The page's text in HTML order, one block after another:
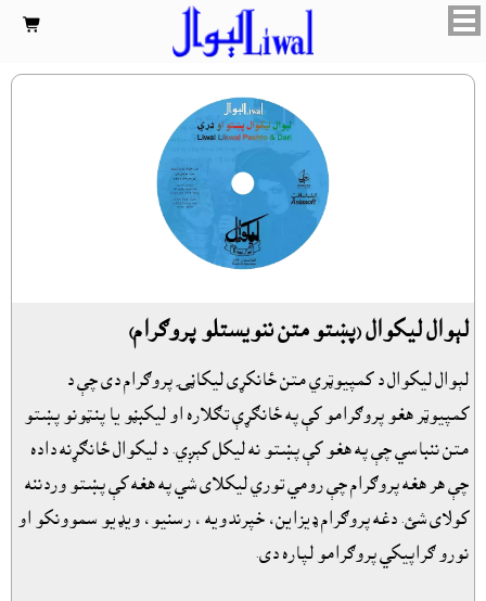

لېوال ليکوال (پښتو متن ننويستلو پروګرام)
لېوال ليکوال د کمپيوټري متن ځانکړى ليکاڼۍ پروګرام دى چې د
کمپيوټر هغو پروګرامو کې په ځانګړې تګلاره او ليکبڼو يا پنټونو پښتو
متن ننباسي چې په هغو کې پښتو نه ليکل کېږي. د ليکوال ځانګړنه داده
چې هر هغه پروګرام چې رومي توري ليکلاى شي په هغه کې پښتو وردننه
کولاى شئ. دغه پروګرام ډيزاين، خپرندويه ، رسنيو، ويډيو سموونکو او
نورو ګراپيکي پروګرامو لپاره دى.